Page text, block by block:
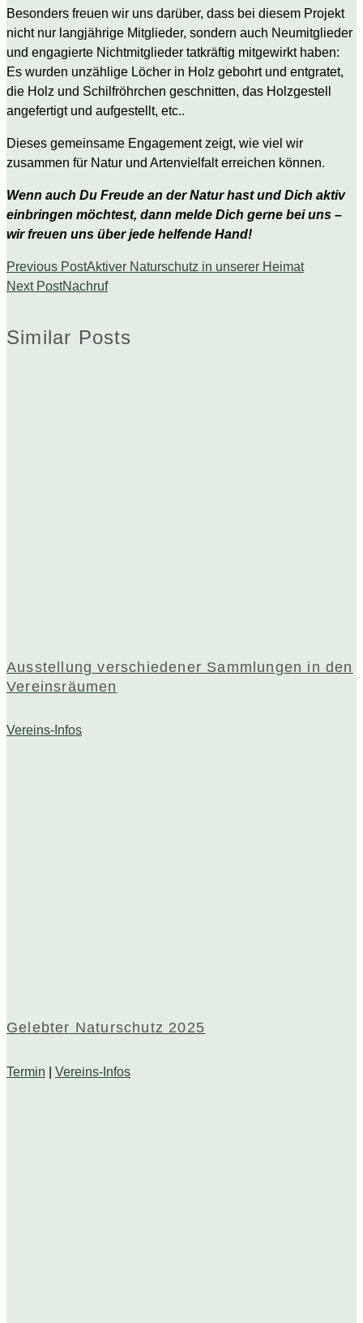
Besonders freuen wir uns darüber, dass bei diesem Projekt
nicht nur langjährige Mitglieder, sondern auch Neumitglieder
und engagierte Nichtmitglieder tatkräftig mitgewirkt haben:
Es wurden unzählige Löcher in Holz gebohrt und entgratet,
die Holz und Schilfröhrchen geschnitten, das Holzgestell
angefertigt und aufgestellt, etc..
Dieses gemeinsame Engagement zeigt, wie viel wir
zusammen für Natur und Artenvielfalt erreichen können.
Wenn auch Du Freude an der Natur hast und Dich aktiv
einbringen möchtest, dann melde Dich gerne bei uns –
wir freuen uns über jede helfende Hand!
Previous PostAktiver Naturschutz in unserer Heimat
Next PostNachruf
Similar Posts
Ausstellung verschiedener Sammlungen in den
Vereinsräumen
Vereins-Infos
Gelebter Naturschutz 2025
Termin Vereins-Infos